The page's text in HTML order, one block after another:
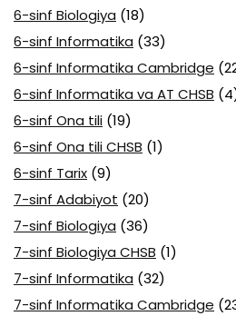
6-sinf Biologiya (18)
6-sinf Informatika (33)
6-sinf Informatika Cambridge
6-sinf Informatika va AT CHSB
6-sinf Ona tili (19)
6-sinf Ona tili CHSB (1)
6-sinf Tarix (9)
7-sinf Adabiyot (20)
7-sinf Biologiya (36)
7-sinf Biologiya CHSB (1)
7-sinf Informatika (32)
7-sinf Informatika Cambridge